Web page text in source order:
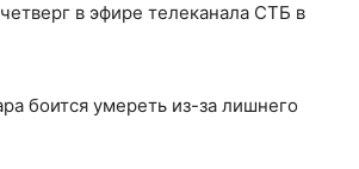
в эфире телеканала СТБ в